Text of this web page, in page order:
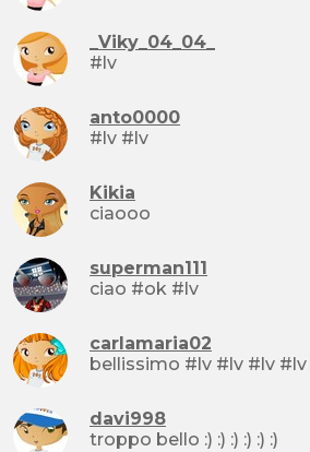
_Viky_04_04_
#lv
anto0000
#lv #lv
Kikia
ciaooo
superman111
ciao #ok #lv
carlamaria02
bellissimo #lv #lv #lv #lv
davi998
troppo bello :) :) :) :) :) :)